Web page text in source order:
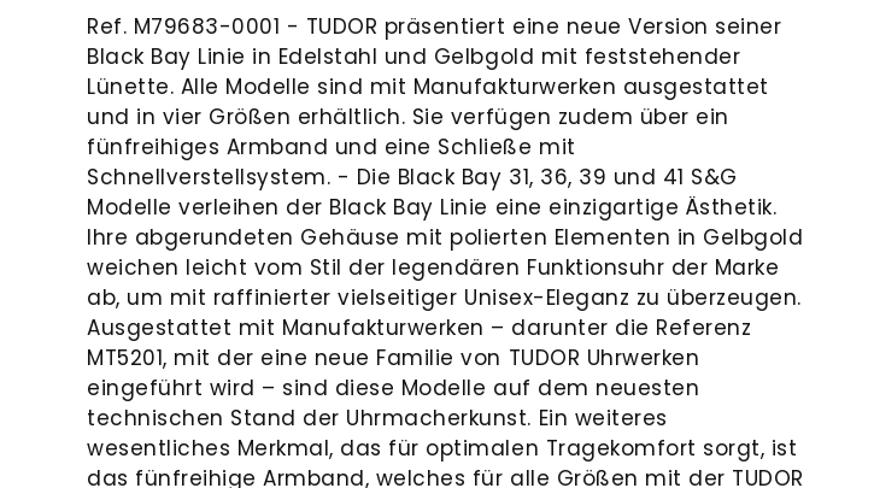
Ref. M79683-0001 - TUDOR präsentiert eine neue Version seiner
Black Bay Linie in Edelstahl und Gelbgold mit feststehender
Lünette. Alle Modelle sind mit Manufakturwerken ausgestattet
und in vier Größen erhältlich. Sie verfügen zudem über ein
fünfreihiges Armband und eine Schließe mit
Schnellverstellsystem. - Die Black Bay 31, 36, 39 und 41 S&G
Modelle verleihen der Black Bay Linie eine einzigartige Ästhetik.
Ihre abgerundeten Gehäuse mit polierten Elementen in Gelbgold
weichen leicht vom Stil der legendären Funktionsuhr der Marke
ab, um mit raffinierter vielseitiger Unisex-Eleganz zu überzeugen.
Ausgestattet mit Manufakturwerken – darunter die Referenz
MT5201, mit der eine neue Familie von TUDOR Uhrwerken
eingeführt wird – sind diese Modelle auf dem neuesten
technischen Stand der Uhrmacherkunst. Ein weiteres
wesentliches Merkmal, das für optimalen Tragekomfort sorgt, ist
das fünfreihige Armband, welches für alle Größen mit der TUDOR